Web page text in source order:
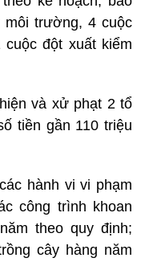
trường, 4 cuộc
đột xuất kiểm
và xử phạt 2 tổ
tiền gần 110 triệu
hành vi vi phạm
công trình khoan
theo quy định;
cây hàng năm